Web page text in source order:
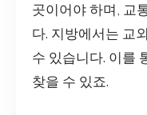
곳이어야 하며, 교
다. 지방에서는 교
수 있습니다. 이를
찾을 수 있죠.